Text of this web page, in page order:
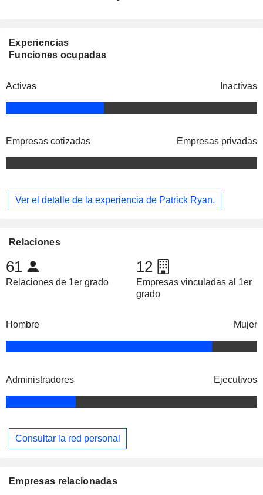
Experiencias
Funciones ocupadas
Activas Inactivas
Empresas cotizadas Empresas privadas
Ver el detalle de la experiencia de Patrick Ryan.
Relaciones
61
Relaciones de 1er grado
12
Empresas vinculadas al 1er
grado
Hombre Mujer
Administradores Ejecutivos
Consultar la red personal
Empresas relacionadas